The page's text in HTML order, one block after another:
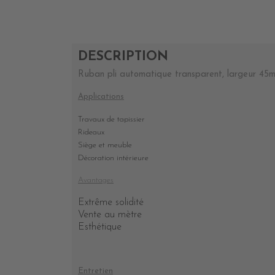
DESCRIPTION
Ruban pli automatique transparent, largeur
Applications
Travaux de tapissier
Rideaux
Siège et meuble
Décoration intérieure
Avantages
Extrême solidité
Vente au mètre
Esthétique
Entretien